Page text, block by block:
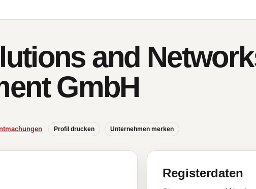
and
GmbH
Profil drucken Unternehmen merken
Registerdaten